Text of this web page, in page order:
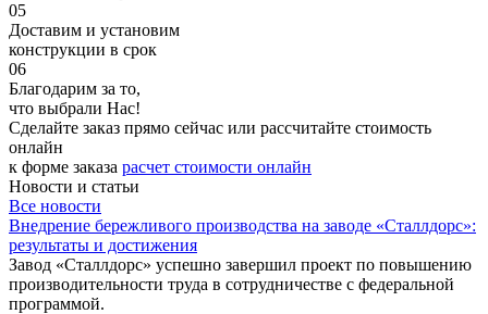
05
Доставим и установим
конструкции в срок
06
Благодарим за то,
что выбрали Нас!
Сделайте заказ прямо сейчас или рассчитайте стоимость
онлайн
к форме заказа расчет стоимости онлайн
Новости и статьи
Все новости
Внедрение бережливого производства на заводе «Сталлдорс»:
результаты и достижения
Завод «Сталлдорс» успешно завершил проект по повышению
производительности труда в сотрудничестве с федеральной
программой.